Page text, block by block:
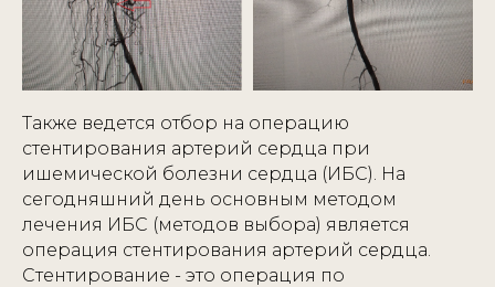
Также ведется отбор на операцию
стентирования артерий сердца при
ишемической болезни сердца (ИБС). На
сегодняшний день основным методом
лечения ИБС (методов выбора) является
операция стентирования артерий сердца.
Стентирование - это операция по